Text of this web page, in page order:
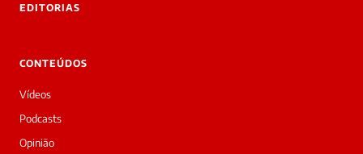
EDITORIAS
CONTEÚDOS
Vídeos
Podcasts
Opinião